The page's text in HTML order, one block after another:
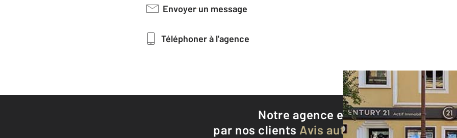
Envoyer un message
Téléphoner à l'agence
Notre agence est notée8,9/10
par nos clients Avis authentifiés par